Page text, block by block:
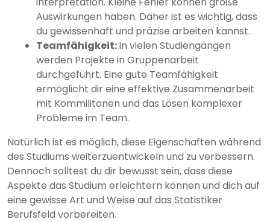
Auswirkungen haben. Daher ist es wichtig, dass
du gewissenhaft und präzise arbeiten kannst.
Teamfähigkeit:In vielen Studiengängen
werden Projekte in Gruppenarbeit
durchgeführt. Eine gute Teamfähigkeit
ermöglicht dir eine effektive Zusammenarbeit
mit Kommilitonen und das Lösen komplexer
Probleme im Team.
Natürlich ist es möglich, diese Eigenschaften während
des Studiums weiterzuentwickeln und zu verbessern.
Dennoch solltest du dir bewusst sein, dass diese
Aspekte das Studium erleichtern können und dich auf
eine gewisse Art und Weise auf das Statistiker
Berufsfeld vorbereiten.